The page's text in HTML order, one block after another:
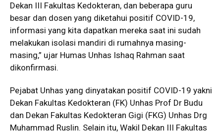
Dekan III Fakultas Kedokteran, dan beberapa guru
besar dan dosen yang diketahui positif COVID-19,
informasi yang kita dapatkan mereka saat ini sudah
melakukan isolasi mandiri di rumahnya masing-
masing,” ujar Humas Unhas Ishaq Rahman saat
dikonfirmasi.
Pejabat Unhas yang dinyatakan positif COVID-19 yakni
Dekan Fakultas Kedokteran (FK) Unhas Prof Dr Budu
dan Dekan Fakultas Kedokteran Gigi (FKG) Unhas Drg
Muhammad Ruslin. Selain itu, Wakil Dekan III Fakultas